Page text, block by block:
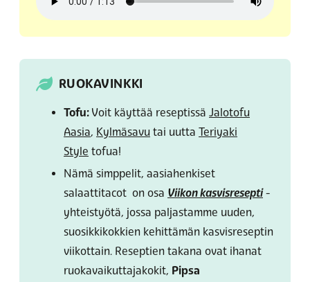
RUOKAVINKKI
Tofu: Voit käyttää reseptissä Jalotofu
Aasia, Kylmäsavu tai uutta Teriyaki
Style tofua!
Nämä simppelit, aasiahenkiset
salaattitacot on osa Viikon kasvisresepti-
yhteistyötä, jossa paljastamme uuden,
suosikkikokkien kehittämän kasvisreseptin
viikottain. Reseptien takana ovat ihanat
ruokavaikuttajakokit, Pipsa